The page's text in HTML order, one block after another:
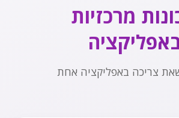
מרכזיות
צריכה באפליקציה אחת